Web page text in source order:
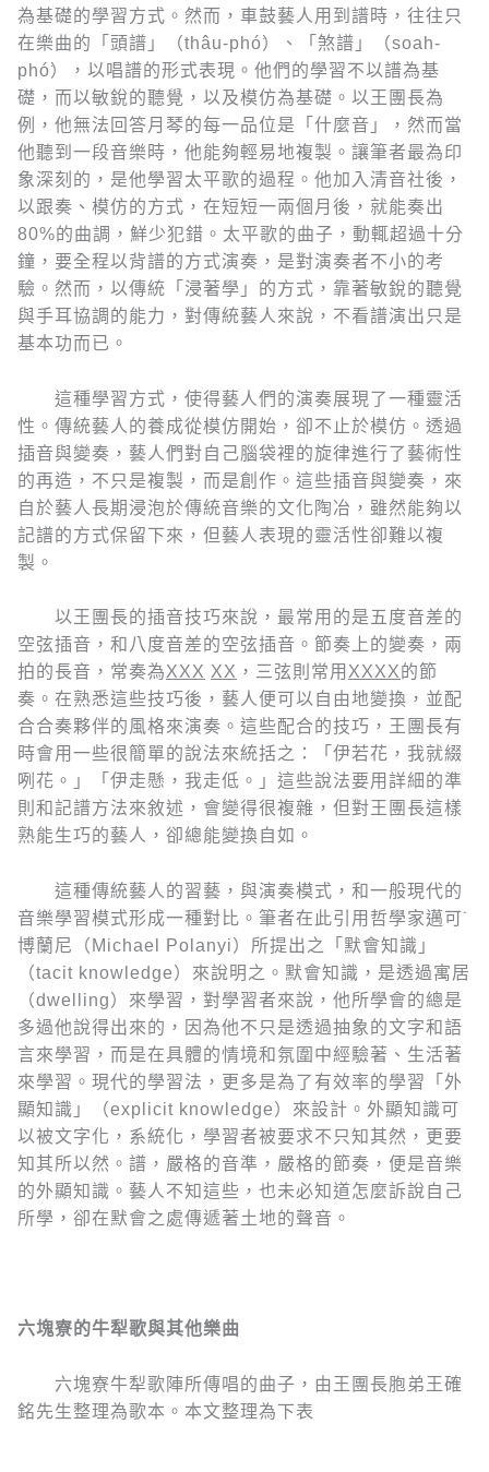
為基礎的學習方式。然而，車鼓藝人用到譜時，往往只
在樂曲的「頭譜」（thâu-phó͘）、「煞譜」（soah-
phó͘），以唱譜的形式表現。他們的學習不以譜為基
礎，而以敏銳的聽覺，以及模仿為基礎。以王團長為
例，他無法回答月琴的每一品位是「什麼音」，然而當
他聽到一段音樂時，他能夠輕易地複製。讓筆者最為印
象深刻的，是他學習太平歌的過程。他加入清音社後，
以跟奏、模仿的方式，在短短一兩個月後，就能奏出
80%的曲調，鮮少犯錯。太平歌的曲子，動輒超過十分
鐘，要全程以背譜的方式演奏，是對演奏者不小的考
驗。然而，以傳統「浸著學」的方式，靠著敏銳的聽覺
與手耳協調的能力，對傳統藝人來說，不看譜演出只是
基本功而已。
這種學習方式，使得藝人們的演奏展現了一種靈活
性。傳統藝人的養成從模仿開始，卻不止於模仿。透過
插音與變奏，藝人們對自己腦袋裡的旋律進行了藝術性
的再造，不只是複製，而是創作。這些插音與變奏，來
自於藝人長期浸泡於傳統音樂的文化陶冶，雖然能夠以
記譜的方式保留下來，但藝人表現的靈活性卻難以複
製。
以王團長的插音技巧來說，最常用的是五度音差的
空弦插音，和八度音差的空弦插音。節奏上的變奏，兩
拍的長音，常奏為XXX XX ，三弦則常用 XXXX的節
奏。在熟悉這些技巧後，藝人便可以自由地變換，並配
合合奏夥伴的風格來演奏。這些配合的技巧，王團長有
時會用一些很簡單的說法來統括之：「伊若花，我就綴
咧花。」「伊走懸，我走低。」這些說法要用詳細的準
則和記譜方法來敘述，會變得很複雜，但對王團長這樣
熟能生巧的藝人，卻總能變換自如。
這種傳統藝人的習藝，與演奏模式，和一般現代的
音樂學習模式形成一種對比。筆者在此引用哲學家邁可˙
博蘭尼（Michael Polanyi）所提出之「默會知識」
（tacit knowledge）來說明之。默會知識，是透過寓居
（dwelling）來學習，對學習者來說，他所學會的總是
多過他說得出來的，因為他不只是透過抽象的文字和語
言來學習，而是在具體的情境和氛圍中經驗著、生活著
來學習。現代的學習法，更多是為了有效率的學習「外
顯知識」（explicit knowledge）來設計。外顯知識可
以被文字化，系統化，學習者被要求不只知其然，更要
知其所以然。譜，嚴格的音準，嚴格的節奏，便是音樂
的外顯知識。藝人不知這些，也未必知道怎麼訴說自己
所學，卻在默會之處傳遞著土地的聲音。
六塊寮的牛犁歌與其他樂曲
六塊寮牛犁歌陣所傳唱的曲子，由王團長胞弟王確
銘先生整理為歌本。本文整理為下表